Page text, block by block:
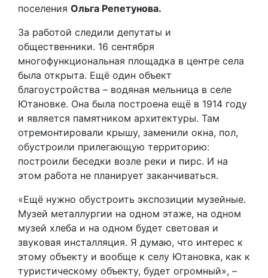
поселения Ольга Репетунова.
За работой следили депутаты и
общественники. 16 сентября
многофункциональная площадка в центре села
была открыта. Ещё один объект
благоустройства – водяная мельница в селе
Ютановке. Она была построена ещё в 1914 году
и является памятником архитектуры. Там
отремонтировали крышу, заменили окна, пол,
обустроили прилегающую территорию:
построили беседки возле реки и пирс. И на
этом работа не планирует заканчиваться.
«Ещё нужно обустроить экспозиции музейные.
Музей металлургии на одном этаже, на одном
музей хлеба и на одном будет световая и
звуковая инсталляция. Я думаю, что интерес к
этому объекту и вообще к селу Ютановка, как к
туристическому объекту, будет огромный», –